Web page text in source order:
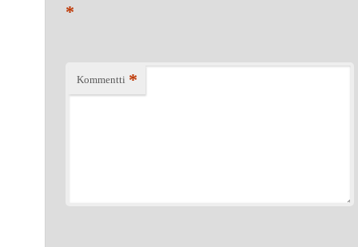
*
Kommentti *